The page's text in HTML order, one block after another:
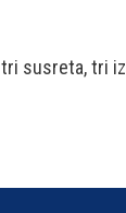
susreta, tri